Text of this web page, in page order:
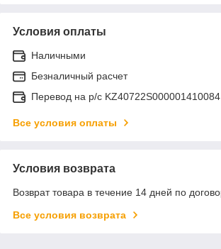
Условия оплаты
Наличными
Безналичный расчет
Перевод на р/с KZ40722S000001410084
Все условия оплаты
Условия возврата
Возврат товара в течение 14 дней по
Все условия возврата